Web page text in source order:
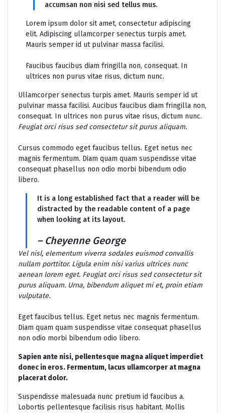
accumsan non nisi sed tellus mus.
Lorem ipsum dolor sit amet, consectetur adipiscing
elit. Adipiscing ullamcorper senectus turpis amet.
Mauris semper id ut pulvinar massa facilisi.
Faucibus faucibus diam fringilla non, consequat. In
ultrices non purus vitae risus, dictum nunc.
Ullamcorper senectus turpis amet. Mauris semper id ut
pulvinar massa facilisi. Aucibus faucibus diam fringilla non,
consequat. In ultrices non purus vitae risus, dictum nunc.
Feugiat orci risus sed consectetur sit purus aliquam.
Cursus commodo eget faucibus tellus. Eget netus nec
magnis fermentum. Diam quam quam suspendisse vitae
consequat phasellus non odio morbi bibendum odio
libero.
It is a long established fact that a reader will be
distracted by the readable content of a page
when looking at its layout.
– Cheyenne George
Vel nisl, elementum viverra sodales euismod convallis
nullam porttitor. Ligula enim nisi varius ultrices nunc
aenean lorem eget. Feugiat orci risus sed consectetur sit
purus aliquam. Urna, bibendum aliquet mi et, proin etiam
vulputate.
Eget faucibus tellus. Eget netus nec magnis fermentum.
Diam quam quam suspendisse vitae consequat phasellus
non odio morbi bibendum odio libero.
Sapien ante nisi, pellentesque magna aliquet imperdiet
donec in eros. Fermentum, lacus ullamcorper at magna
placerat dolor.
Suspendisse malesuada nunc pretium id faucibus a.
Lobortis pellentesque facilisis risus habitant. Mollis